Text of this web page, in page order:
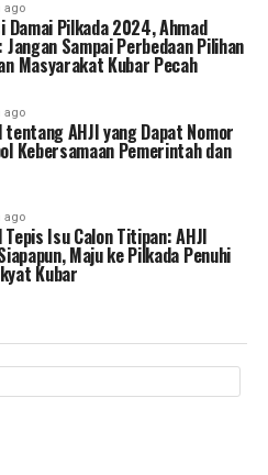
ago
Pilkada 2024, Ahmad
Sampai Perbedaan Pilihan
Masyarakat Kubar Pecah
ago
AHJI yang Dapat Nomor
Kebersamaan Pemerintah dan
ago
Isu Calon Titipan: AHJI
Maju ke Pilkada Penuhi
Kubar